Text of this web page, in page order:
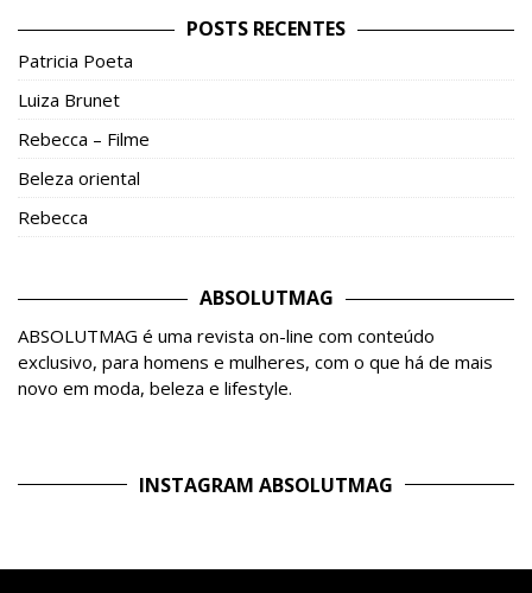
POSTS RECENTES
Patricia Poeta
Luiza Brunet
Rebecca – Filme
Beleza oriental
Rebecca
ABSOLUTMAG
ABSOLUTMAG é uma revista on-line com conteúdo
exclusivo, para homens e mulheres, com o que há de mais
novo em moda, beleza e lifestyle.
INSTAGRAM ABSOLUTMAG